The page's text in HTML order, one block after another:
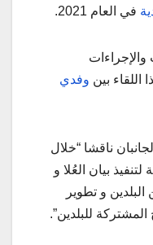
في العام 2021.
والإجراءات
اللقاء بين وفدي
ناقشا “خلال
لتنفيذ بيان العُلا و
و تطوير
للبلدين”.